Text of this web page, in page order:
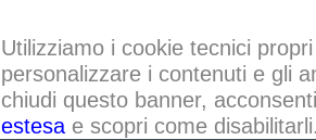
Utilizziamo i cookie tecnici
personalizzare i contenuti e gli
chiudi questo banner,
estesae scopri come